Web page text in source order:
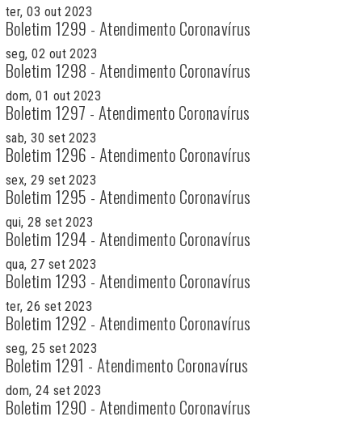
ter, 03 out 2023
Boletim 1299 - Atendimento Coronavírus
seg, 02 out 2023
Boletim 1298 - Atendimento Coronavírus
dom, 01 out 2023
Boletim 1297 - Atendimento Coronavírus
sab, 30 set 2023
Boletim 1296 - Atendimento Coronavírus
sex, 29 set 2023
Boletim 1295 - Atendimento Coronavírus
qui, 28 set 2023
Boletim 1294 - Atendimento Coronavírus
qua, 27 set 2023
Boletim 1293 - Atendimento Coronavírus
ter, 26 set 2023
Boletim 1292 - Atendimento Coronavírus
seg, 25 set 2023
Boletim 1291 - Atendimento Coronavírus
dom, 24 set 2023
Boletim 1290 - Atendimento Coronavírus